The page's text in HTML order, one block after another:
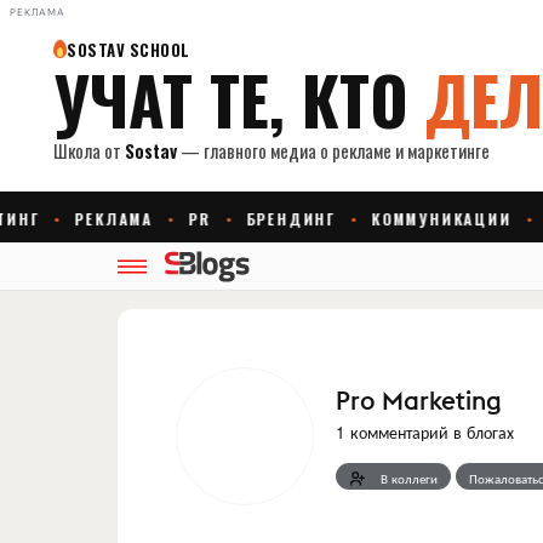
РЕКЛАМА
Pro Marketing
1 комментарий в блогах
В коллеги